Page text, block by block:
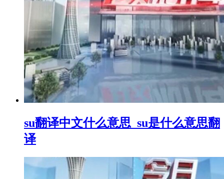
su翻译中文什么意思_su是什么意思翻
译